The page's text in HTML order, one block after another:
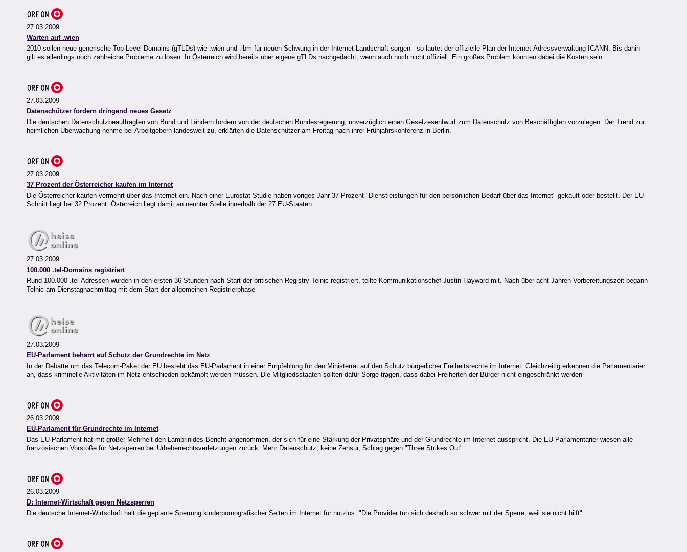
27.03.2009
Warten auf .wien
2010 sollen neue generische Top-Level-Domains (gTLDs) wie .wien und .ibm für neuen Schwung in der Internet-Landschaft sorgen - so lautet der offizielle Plan der Internet-Adressverwaltung ICANN. Bis dahin
gilt es allerdings noch zahlreiche Probleme zu lösen. In Österreich wird bereits über eigene gTLDs nachgedacht, wenn auch noch nicht offiziell. Ein großes Problem könnten dabei die Kosten sein
27.03.2009
Datenschützer fordern dringend neues Gesetz
Die deutschen Datenschutzbeauftragten von Bund und Ländern fordern von der deutschen Bundesregierung, unverzüglich einen Gesetzesentwurf zum Datenschutz von Beschäftigten vorzulegen. Der Trend zur
heimlichen Überwachung nehme bei Arbeitgebern landesweit zu, erklärten die Datenschützer am Freitag nach ihrer Frühjahrskonferenz in Berlin.
27.03.2009
37 Prozent der Österreicher kaufen im Internet
Die Österreicher kaufen vermehrt über das Internet ein. Nach einer Eurostat-Studie haben voriges Jahr 37 Prozent "Dienstleistungen für den persönlichen Bedarf über das Internet" gekauft oder bestellt. Der EU-
Schnitt liegt bei 32 Prozent. Österreich liegt damit an neunter Stelle innerhalb der 27 EU-Staaten
27.03.2009
100.000 .tel-Domains registriert
Rund 100.000 .tel-Adressen wurden in den ersten 36 Stunden nach Start der britischen Registry Telnic registriert, teilte Kommunikationschef Justin Hayward mit. Nach über acht Jahren Vorbereitungszeit begann
Telnic am Dienstagnachmittag mit dem Start der allgemeinen Registrierphase
27.03.2009
EU-Parlament beharrt auf Schutz der Grundrechte im Netz
In der Debatte um das Telecom-Paket der EU besteht das EU-Parlament in einer Empfehlung für den Ministerrat auf den Schutz bürgerlicher Freiheitsrechte im Internet. Gleichzeitig erkennen die Parlamentarier
an, dass kriminelle Aktivitäten im Netz entschieden bekämpft werden müssen. Die Mitgliedsstaaten sollten dafür Sorge tragen, dass dabei Freiheiten der Bürger nicht eingeschränkt werden
26.03.2009
EU-Parlament für Grundrechte im Internet
Das EU-Parlament hat mit großer Mehrheit den Lambrinides-Bericht angenommen, der sich für eine Stärkung der Privatsphäre und der Grundrechte im Internet ausspricht. Die EU-Parlamentarier wiesen alle
französischen Vorstöße für Netzsperren bei Urheberrechtsverletzungen zurück. Mehr Datenschutz, keine Zensur, Schlag gegen "Three Strikes Out"
26.03.2009
D: Internet-Wirtschaft gegen Netzsperren
Die deutsche Internet-Wirtschaft hält die geplante Sperrung kinderpornografischer Seiten im Internet für nutzlos. "Die Provider tun sich deshalb so schwer mit der Sperre, weil sie nicht hilft"